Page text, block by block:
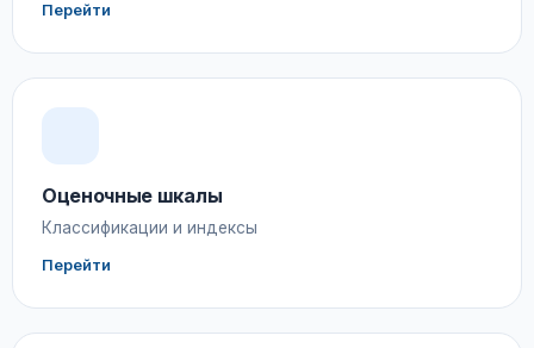
Перейти
Оценочные шкалы
Классификации и индексы
Перейти